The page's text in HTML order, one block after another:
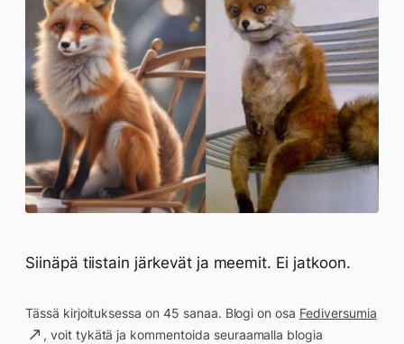
Siinäpä tiistain järkevät ja meemit. Ei jatkoon.
Tässä kirjoituksessa on 45 sanaa. Blogi on osa Fediversumia
, voit tykätä ja kommentoida seuraamalla blogia